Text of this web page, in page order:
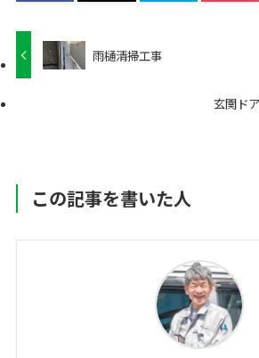
雨樋清掃工事
玄関ド
この記事を書いた人